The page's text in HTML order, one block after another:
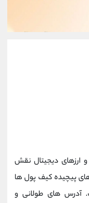
ارزهای دیجیتال نقش
پیچیده کیف پول ‌ها
آدرس ‌های طولانی و
021-22021030
021-22021040
90001030
@alireza.mehrabii